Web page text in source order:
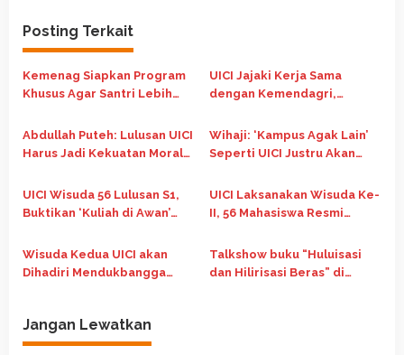
a
s
i
p
o
s
Posting Terkait
Kemenag Siapkan Program
Khusus Agar Santri Lebih
LPDP
UICI Jajaki Kerja Sama
dengan Kemendagri,
Fleksibel Berbasis Digital
Abdullah Puteh: Lulusan UICI
Harus Jadi Kekuatan Moral
Wihaji: ‘Kampus Agak Lain’
Seperti UICI Justru Akan
Bangsa
UICI Wisuda 56 Lulusan S1,
Buktikan ‘Kuliah di Awan’
UICI Laksanakan Wisuda Ke-
II, 56 Mahasiswa Resmi
Wisuda Kedua UICI akan
Dihadiri Mendukbangga
Talkshow buku “Huluisasi
dan Hilirisasi Beras” di
Jangan Lewatkan